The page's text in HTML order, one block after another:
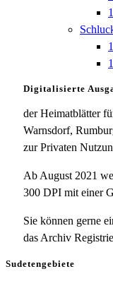
Digitalisierte
der Heimatblätter
Warnsdorf,
zur Privaten
Ab August 2021
300 DPI mit einer
Sie können gerne
das Archiv
Sudetengebiete